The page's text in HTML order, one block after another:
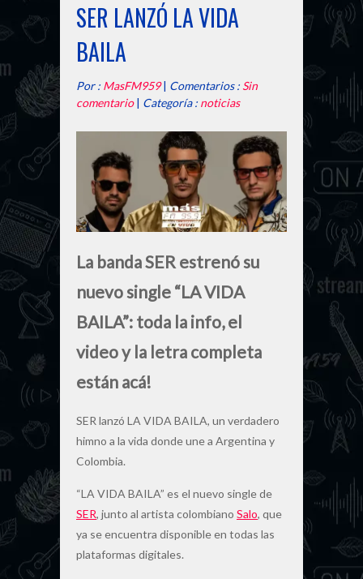
SER LANZÓ LA VIDA
BAILA
Por : MasFM959| Comentarios : Sin
comentario| Categoría : noticias
La banda SER estrenó su
nuevo single “LA VIDA
BAILA”: toda la info, el
video y la letra completa
están acá!
SER lanzó LA VIDA BAILA, un verdadero
himno a la vida donde une a Argentina y
Colombia.
“LA VIDA BAILA” es el nuevo single de
SER, junto al artista colombiano Salo, que
ya se encuentra disponible en todas las
plataformas digitales.